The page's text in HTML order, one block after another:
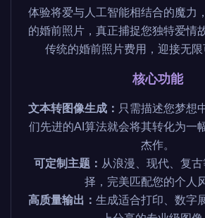
体验将爱与人工智能相结合的魔力
的婚前照片，真正捕捉您独特爱情
传统的婚前照片费用，迎接无限
核心功能
文本转图像生成： 只需描述您梦想
们先进的AI算法就会将其转化为一
杰作。
可定制主题： 从浪漫、现代、复
择，完美匹配您的个人
高质量输出： 生成适合打印、数字